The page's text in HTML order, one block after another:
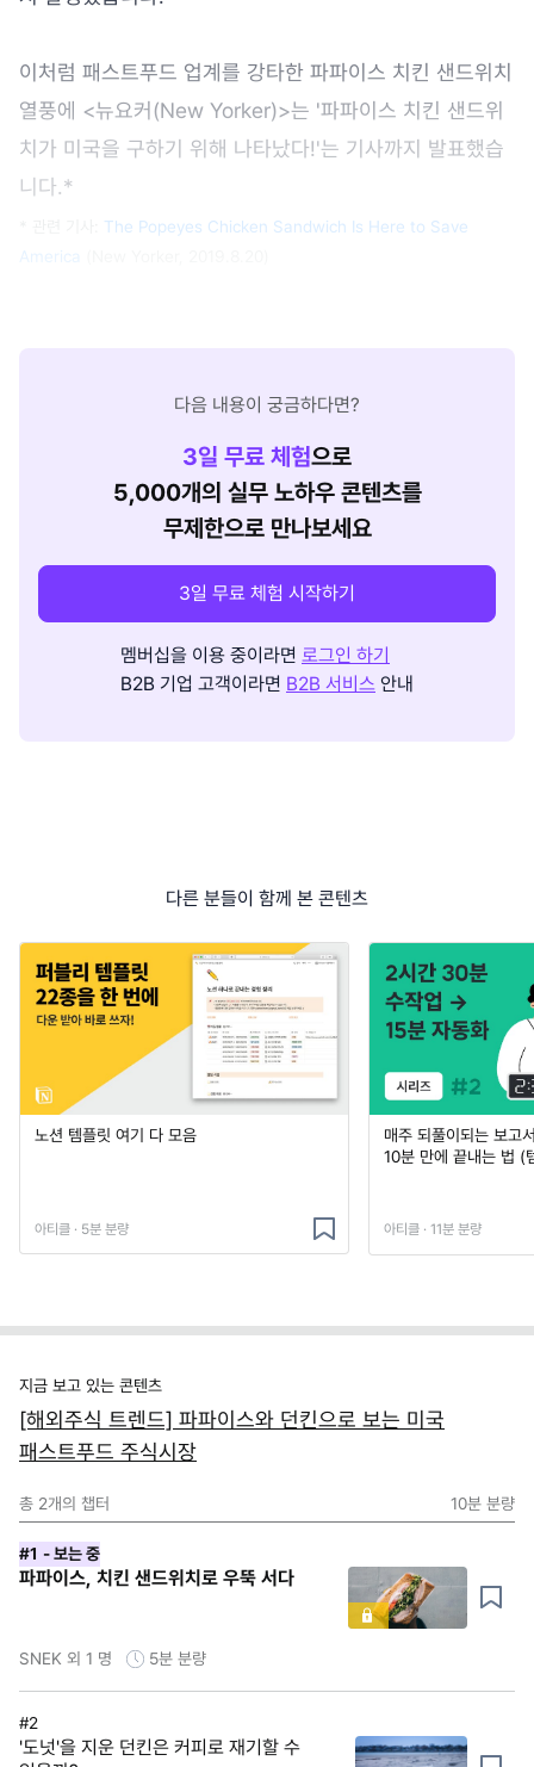
이처럼 패스트푸드 업계를 강타한 파파이스 치킨 샌드위치
열풍에 <뉴요커(New Yorker)>는 '파파이스 치킨 샌드위
치가 미국을 구하기 위해 나타났다!'는 기사까지 발표했습
니다.*
The Popeyes Chicken Sandwich Is Here to Save
America
다음 내용이 궁금하다면?
3일 무료 체험으로
5,000개의 실무 노하우 콘텐츠를
무제한으로 만나보세요
3일 무료 체험 시작하기
멤버십을 이용 중이라면 로그인 하기
B2B 기업 고객이라면 B2B 서비스 안내
다른 분들이 함께 본 콘텐츠
노션 템플릿 여기 다 모음
아티클 · 5분 분량
매주 되풀이되는 보고
10분 만에 끝내는 법 (
아티클 · 11분 분량
지금 보고 있는 콘텐츠
[해외주식 트렌드] 파파이스와 던킨으로 보는 미국
패스트푸드 주식시장
총 2개의 챕터 10분 분량
#1 - 보는 중
파파이스, 치킨 샌드위치로 우뚝 서다
SNEK 외 1 명 5분 분량
#2
'도넛'을 지운 던킨은 커피로 재기할 수